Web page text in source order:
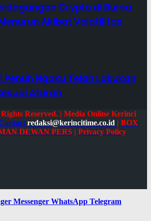
Crypto di Bursa
Akibat Volatilitas
Penuh Ngaku Telah Lakukan
Aturan
Reserved. | Media Online Kerinci
redaksi@kerincitime.co.id | BOX
DEWAN PERS | Privacy Policy
Messenger WhatsApp Telegram